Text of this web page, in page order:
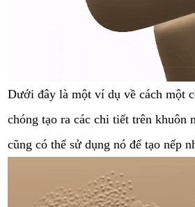
Dưới đây là một ví dụ về cách một
chóng tạo ra các chi tiết trên khuôn
cũng có thể sử dụng nó để tạo nếp